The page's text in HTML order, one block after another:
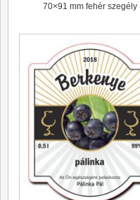
70×91 mm fehér szegély